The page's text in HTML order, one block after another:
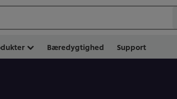
Bæredygtighed Support